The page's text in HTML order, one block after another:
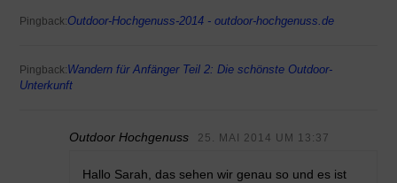
Pingback:Outdoor-Hochgenuss-2014 - outdoor-hochgenuss.de
Pingback:Wandern für Anfänger Teil 2: Die schönste Outdoor-
Unterkunft
Outdoor Hochgenuss 25. MAI 2014 UM 13:37
Hallo Sarah, das sehen wir genau so und es ist